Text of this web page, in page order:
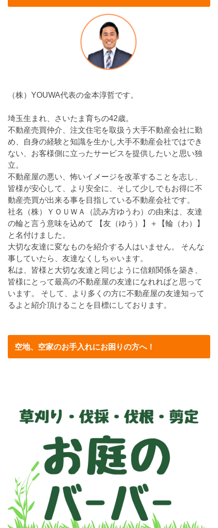
（株）YOUWA代表の金本淳哲です。
埼玉生まれ、さいたま育ちの42歳。
不動産売買仲介、注文住宅を取扱う大手不動産会社に勤
め、自身の経験と知識を生かし大手不動産会社ではでき
ない、お客様側に立ったサービスを提供したいと思い独
立。
不動産屋の悪い、怖いイメージを改革することを志し、
皆様が安心して、より安全に、そして少しでもお得に不
動産売買が出来る事を目指している不動産会社です。
社名（株）ＹＯＵＷＡ（読み方ゆうわ）の由来は、友達
の輪と言う意味を込めて 【友（ゆう）】＋【輪（わ）】
と名付けました。
大切な友達に変なものを紹介する人はいません。 そんな
事していたら、友達なくしちゃいます。
私は、皆様と大切な友達と同じように信頼関係を築き、
皆様にとって最高の不動産屋の友達になれればと思って
います。 そして、より多くの方に不動産屋の友達知って
るよと紹介頂けることを目標にしております。
空地、空家のお手入れにお困りの方へ！